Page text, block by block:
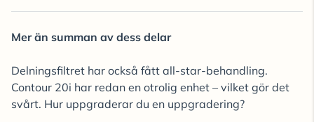
Mer än summan av dess delar
Delningsfiltret har också fått all-star-behandling.
Contour 20i har redan en otrolig enhet – vilket gör det
svårt. Hur uppgraderar du en uppgradering?